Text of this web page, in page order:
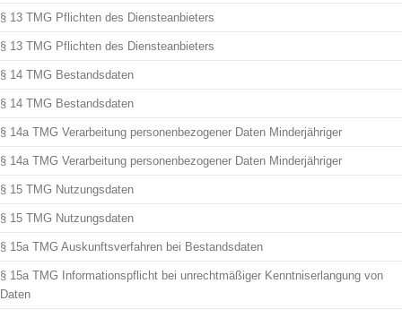
§ 13 TMG Pflichten des Diensteanbieters
§ 13 TMG Pflichten des Diensteanbieters
§ 14 TMG Bestandsdaten
§ 14 TMG Bestandsdaten
§ 14a TMG Verarbeitung personenbezogener Daten Minderjähriger
§ 14a TMG Verarbeitung personenbezogener Daten Minderjähriger
§ 15 TMG Nutzungsdaten
§ 15 TMG Nutzungsdaten
§ 15a TMG Auskunftsverfahren bei Bestandsdaten
§ 15a TMG Informationspflicht bei unrechtmäßiger Kenntniserlangung von
Daten